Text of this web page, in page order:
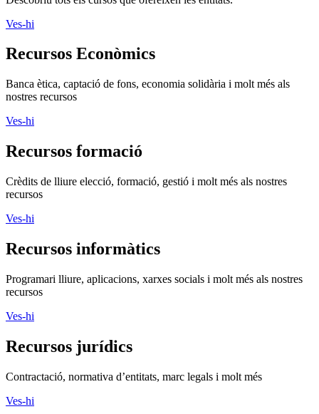
Banca ètica, captació de fons, economia solidària i molt més als
Crèdits de lliure elecció, formació, gestió i molt més als nostres
Programari lliure, aplicacions, xarxes socials i molt més als nostres
Recursos jurídics